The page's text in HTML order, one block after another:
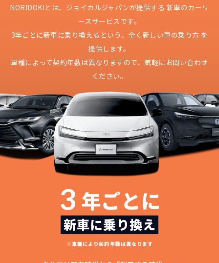
NORIDOKIとは、ジョイカルジャパンが提供する 新車のカーリ
ースサービスです。
3年ごとに新車に乗り換えるという、 全く新しい車の乗り方 を
提供します。
車種によって契約年数は異なりますので、気軽にお問い合わせ
ください。
3 年ごとに
新車に乗り換え
※車種により契約年数は異なります